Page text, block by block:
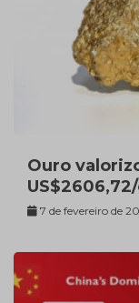
Ouro
7 de fevereiro de